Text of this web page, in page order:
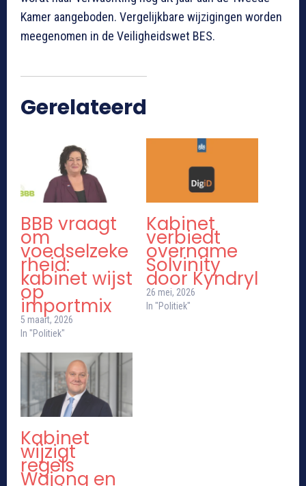
Kamer aangeboden. Vergelijkbare wijzigingen worden
meegenomen in de Veiligheidswet BES.
Gerelateerd
BBB vraagt
om
voedselzeke
rheid:
kabinet wijst
op
importmix
5 maart, 2026
In "Politiek"
Kabinet
verbiedt
overname
Solvinity
door Kyndryl
26 mei, 2026
In "Politiek"
Kabinet
wijzigt
regels
Wajong en